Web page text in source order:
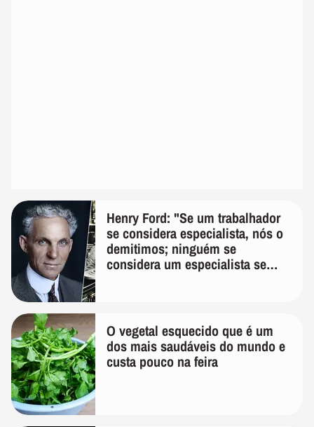
Henry Ford: "Se um trabalhador
se considera especialista, nós o
demitimos; ninguém se
considera um especialista se
O vegetal esquecido que é um
dos mais saudáveis do mundo e
custa pouco na feira